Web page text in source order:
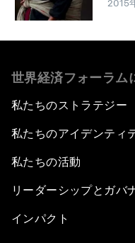
2015
世界経済フォーラム
私たちのストラテジー
私たちのアイデンティ
私たちの活動
リーダーシップとガバ
インパクト